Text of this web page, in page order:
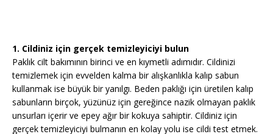
1. Cildiniz için gerçek temizleyiciyi bulun
Paklık cilt bakımının birinci ve en kıymetli adımıdır. Cildinizi
temizlemek için evvelden kalma bir alışkanlıkla kalıp sabun
kullanmak ise büyük bir yanılgı. Beden paklığı için üretilen kalıp
sabunların birçok, yüzünüz için gereğince nazik olmayan paklık
unsurları içerir ve epey ağır bir kokuya sahiptir. Cildiniz için
gerçek temizleyiciyi bulmanın en kolay yolu ise cildi test etmek.